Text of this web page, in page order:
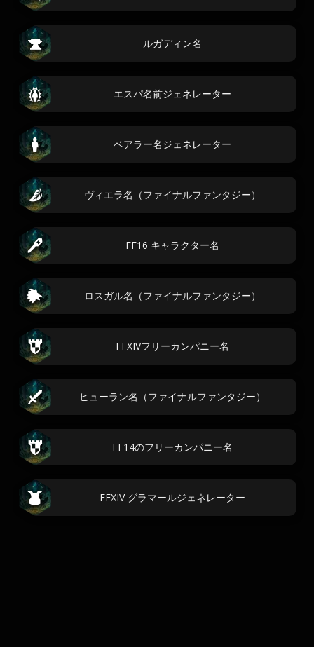
ルガディン名
エスパ名前ジェネレーター
ベアラー名ジェネレーター
ヴィエラ名（ファイナルファンタジー）
FF16 キャラクター名
ロスガル名（ファイナルファンタジー）
FFXIVフリーカンパニー名
ヒューラン名（ファイナルファンタジー）
FF14のフリーカンパニー名
FFXIV グラマールジェネレーター